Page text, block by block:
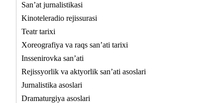
San’at jurnalistikasi
Kinoteleradio rejissurasi
Teatr tarixi
Xoreografiya va raqs san’ati tarixi
Inssenirovka san’ati
Rejissyorlik va aktyorlik san’ati asoslari
Jurnalistika asoslari
Dramaturgiya asoslari